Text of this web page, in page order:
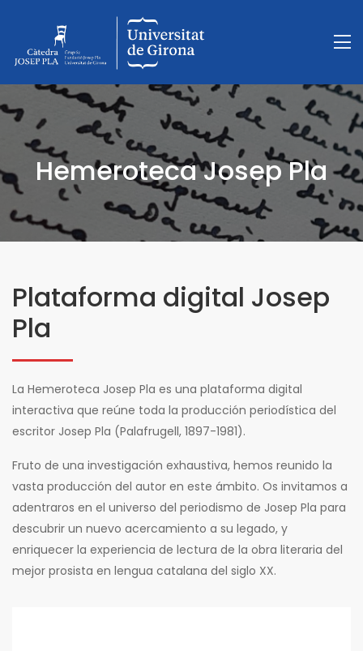
Hemeroteca Josep Pla
Plataforma digital Josep
Pla
La Hemeroteca Josep Pla es una plataforma digital
interactiva que reúne toda la producción periodística del
escritor Josep Pla (Palafrugell, 1897-1981).
Fruto de una investigación exhaustiva, hemos reunido la
vasta producción del autor en este ámbito. Os invitamos a
adentraros en el universo del periodismo de Josep Pla para
descubrir un nuevo acercamiento a su legado, y
enriquecer la experiencia de lectura de la obra literaria del
mejor prosista en lengua catalana del siglo XX.